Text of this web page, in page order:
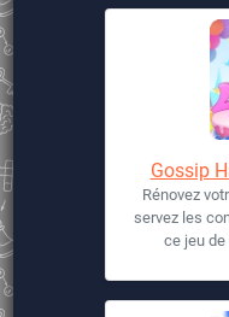
Gossip
Rénovez
servez les
ce jeu